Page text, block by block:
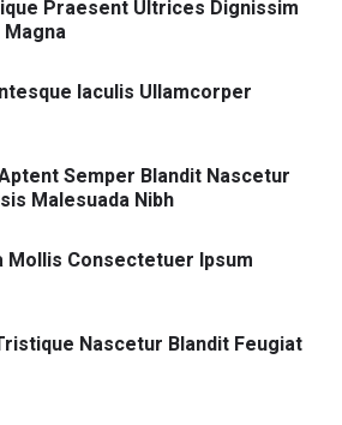
Praesent Ultrices Dignissim
Iaculis Ullamcorper
Semper Blandit Nascetur
Malesuada Nibh
Mollis Consectetuer Ipsum
Nascetur Blandit Feugiat